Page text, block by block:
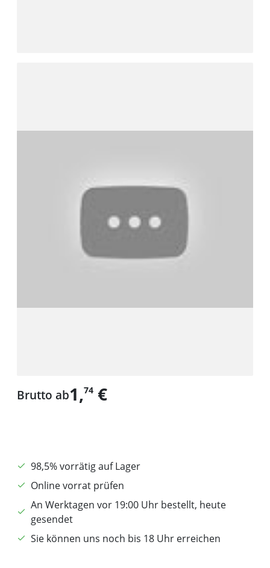
Brutto ab1,74 €
98,5% vorrätig auf Lager
Online vorrat prüfen
An Werktagen vor 19:00 Uhr bestellt, heute
gesendet
Sie können uns noch bis 18 Uhr erreichen